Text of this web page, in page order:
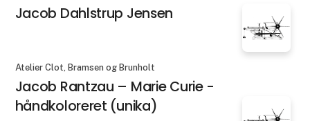
Jacob Dahlstrup Jensen
Atelier Clot, Bramsen og Brunholt
Jacob Rantzau – Marie Curie -
håndkoloreret (unika)